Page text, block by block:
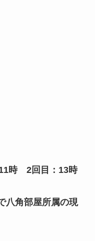
時 2回目：13時
八角部屋所属の現